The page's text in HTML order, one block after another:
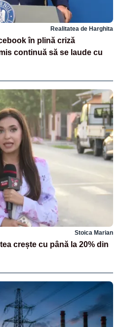
Realitatea de Harghita
în plină criză
continuă să se laude cu
Stoica Marian
crește cu până la 20% din